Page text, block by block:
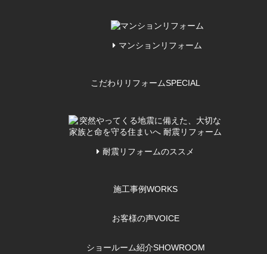
マンションリフォーム
こだわりリフォームSPECIAL
耐震リフォームのススメ
施工事例WORKS
お客様の声VOICE
ショールーム紹介SHOWROOM